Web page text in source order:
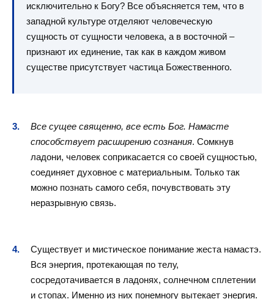
исключительно к Богу? Все объясняется тем, что в
западной культуре отделяют человеческую
сущность от сущности человека, а в восточной –
признают их единение, так как в каждом живом
существе присутствует частица Божественного.
Все сущее священно, все есть Бог. Намасте
способствует расширению сознания. Сомкнув
ладони, человек соприкасается со своей сущностью,
соединяет духовное с материальным. Только так
можно познать самого себя, почувствовать эту
неразрывную связь.
Существует и мистическое понимание жеста намастэ.
Вся энергия, протекающая по телу,
сосредотачивается в ладонях, солнечном сплетении
и стопах. Именно из них понемногу вытекает энергия.